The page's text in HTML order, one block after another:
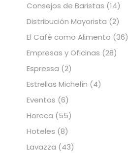
Consejos de Baristas (14)
Distribución Mayorista (2)
El Café como Alimento (36)
Empresas y Oficinas (28)
Espressa (2)
Estrellas Michelín (4)
Eventos (6)
Horeca (55)
Hoteles (8)
Lavazza (43)